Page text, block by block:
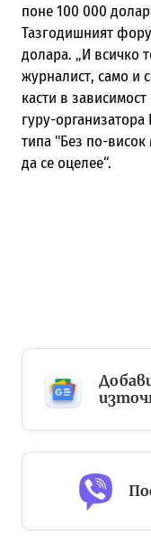
поне 100 000
Taзгодишният
долара. „И всичко
журналист, само и
касти в
гуру-
типа "Без по-
да се оцелее“.